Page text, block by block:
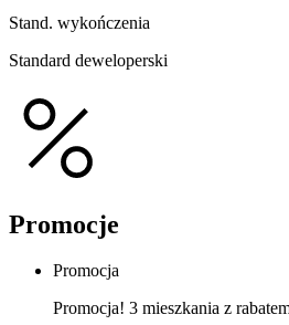
Stand. wykończenia
Standard deweloperski
Promocje
Promocja
Promocja! 3 mieszkania z